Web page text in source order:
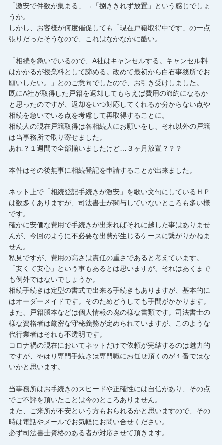
「激安で件数が集まる」→「捌ききれず放置」という感じでしょ
うか。
しかし、お客様が何度催促しても「現在戸籍取得中です」の一点
張りだったそうなので、これはなかなかに酷い。
「相続を急いでいるので、A社はキャンセルする。キャンセル料
はかかるが授業料として諦める。改めて最初から白石事務所でお
願いしたい。」とのご意向でしたので、お引き受けしました。
既にA社が取得した戸籍を返却してもらえば費用の節約になるか
と思ったのですが、返却をいつ対応してくれるか分からない点や
相続を急いでいる点を考慮して再取得することに。
相続人の現在戸籍取得は各相続人にお願いをし、それ以外の戸籍
は当事務所で取り寄せました。
あれ？１週間で全部揃いましたけど…３ヶ月放置？？？
本件はその後無事に相続登記を申請することが出来ました。
ネット上で「相続登記手続きが激安」を歌い文句にしているＨＰ
は数多くありますが、司法書士が関与していないところも多い様
です。
確かに安価な費用で手続きが出来ればそれに越した事はありませ
んが、今回のように不必要な出費が生じるケースに繋がりかねま
せん。
私見ですが、費用の高さは責任の重さであると考えています。
「安くて安心」という事もあるとは思いますが、それはあくまで
も例外ではないでしょうか。
相続手続きは定型の書式で出来る手続きもありますが、基本的に
はオーダーメイドです。そのためどうしても手間がかかります。
また、戸籍謄本などは個人情報の塊の様な書類です。司法書士の
様な資格者は厳密な守秘義務が定められていますが、このような
代行業者はそれも不透明です。
コロナ禍の現在においてネットだけで依頼が完結するのは魅力的
ですが、やはり専門手続きは専門職にお任せ頂くのが１番ではな
いかと思います。
当事務所はお手続きのスピードや正確性には自信があり、その点
でご不評を頂いたことは今のところありません。
また、ご来所が不安という方もおられるかと思いますので、その
時は電話やメールでお気軽にお問い合せください。
必ず司法書士資格のある者が対応させて頂きます。